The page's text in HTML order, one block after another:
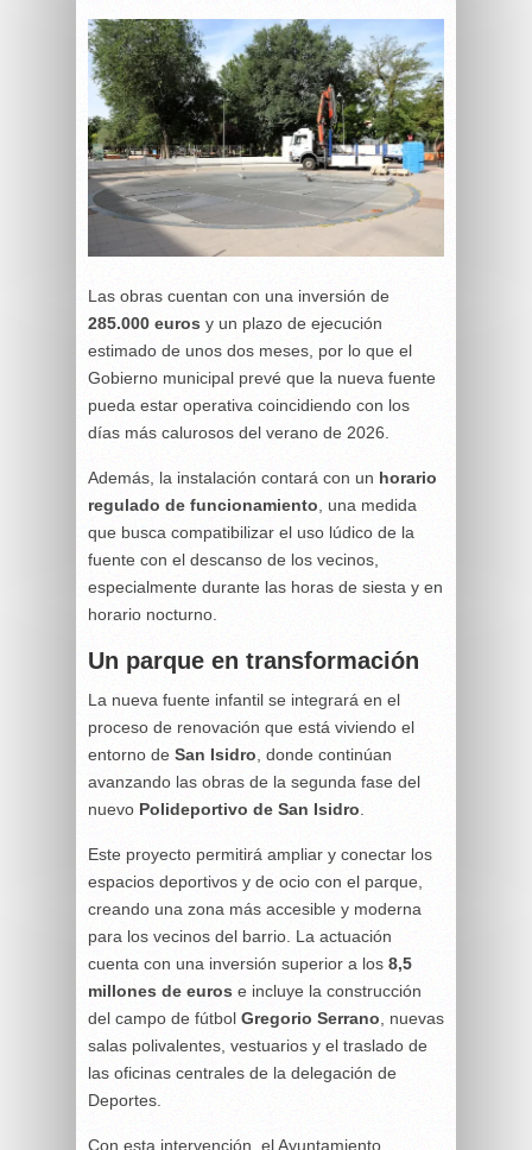
Las obras cuentan con una inversión de
285.000 euros y un plazo de ejecución
estimado de unos dos meses, por lo que el
Gobierno municipal prevé que la nueva fuente
pueda estar operativa coincidiendo con los
días más calurosos del verano de 2026.
Además, la instalación contará con un horario
regulado de funcionamiento , una medida
que busca compatibilizar el uso lúdico de la
fuente con el descanso de los vecinos,
especialmente durante las horas de siesta y en
horario nocturno.
Un parque en transformación
La nueva fuente infantil se integrará en el
proceso de renovación que está viviendo el
entorno de San Isidro , donde continúan
avanzando las obras de la segunda fase del
nuevo Polideportivo de San Isidro
Este proyecto permitirá ampliar y conectar los
espacios deportivos y de ocio con el parque,
creando una zona más accesible y moderna
para los vecinos del barrio. La actuación
cuenta con una inversión superior a los 8,5
millones de euros e incluye la construcción
del campo de fútbol Gregorio Serrano , nuevas
salas polivalentes, vestuarios y el traslado de
las oficinas centrales de la delegación de
Deportes.
Con esta intervención, el Ayuntamiento